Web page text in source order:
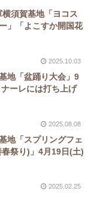
須賀基地「ヨコス
」「よこすか開国花
2025.10.03
地「盆踊り大会」9
ーレには打ち上げ
2025.08.08
地「スプリングフェ
祭り)」4月19日(土)
2025.02.25